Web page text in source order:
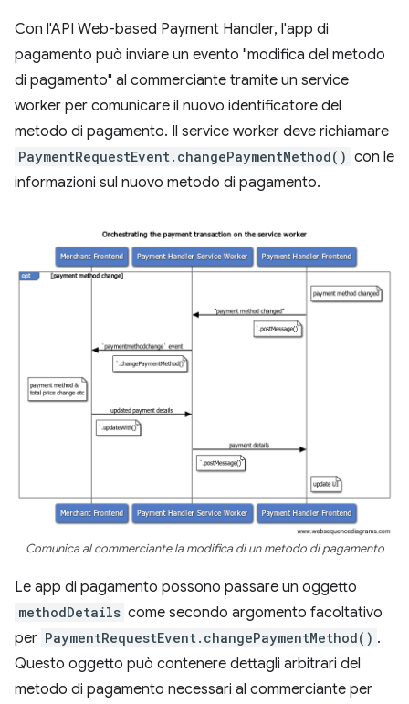
Con l'API Web-based Payment Handler, l'app di
pagamento può inviare un evento "modifica del metodo
di pagamento" al commerciante tramite un service
worker per comunicare il nuovo identificatore del
metodo di pagamento. Il service worker deve richiamare
PaymentRequestEvent.changePaymentMethod() con le
informazioni sul nuovo metodo di pagamento.
Comunica al commerciante la modifica di un metodo di pagamento
Le app di pagamento possono passare un oggetto
methodDetails come secondo argomento facoltativo
per PaymentRequestEvent.changePaymentMethod() .
Questo oggetto può contenere dettagli arbitrari del
metodo di pagamento necessari al commerciante per